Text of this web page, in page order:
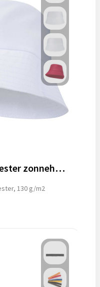
Solaris 130 g/m2 polyester zonnehoed
130 g/m2